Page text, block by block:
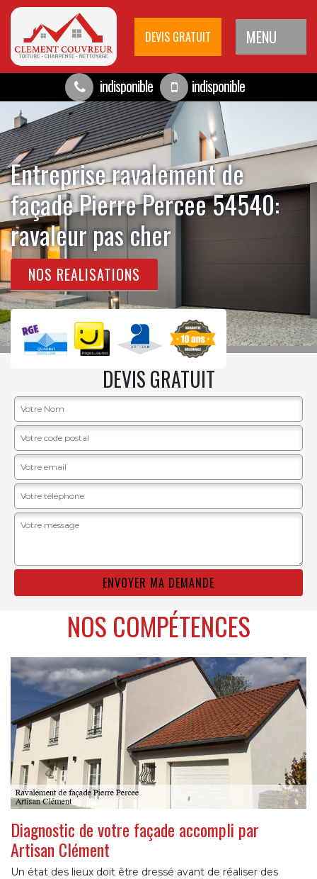
DEVIS GRATUIT MENU
indisponible indisponible
Entreprise ravalement de
façade Pierre Percee 54540:
ravaleur pas cher
NOS REALISATIONS
DEVIS GRATUIT
NOS COMPÉTENCES
Diagnostic de votre façade accompli par
Artisan Clément
Un état des lieux doit être dressé avant de réaliser des